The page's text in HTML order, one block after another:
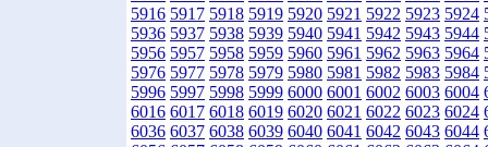
5916 5917 5918 5919 5920 5921 5922 5923 5924
5936 5937 5938 5939 5940 5941 5942 5943 5944
5956 5957 5958 5959 5960 5961 5962 5963 5964
5976 5977 5978 5979 5980 5981 5982 5983 5984
5996 5997 5998 5999 6000 6001 6002 6003 6004
6016 6017 6018 6019 6020 6021 6022 6023 6024
6036 6037 6038 6039 6040 6041 6042 6043 6044